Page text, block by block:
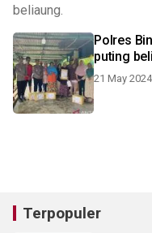
beliaung.
Polres
puting
21 May
Terpopuler